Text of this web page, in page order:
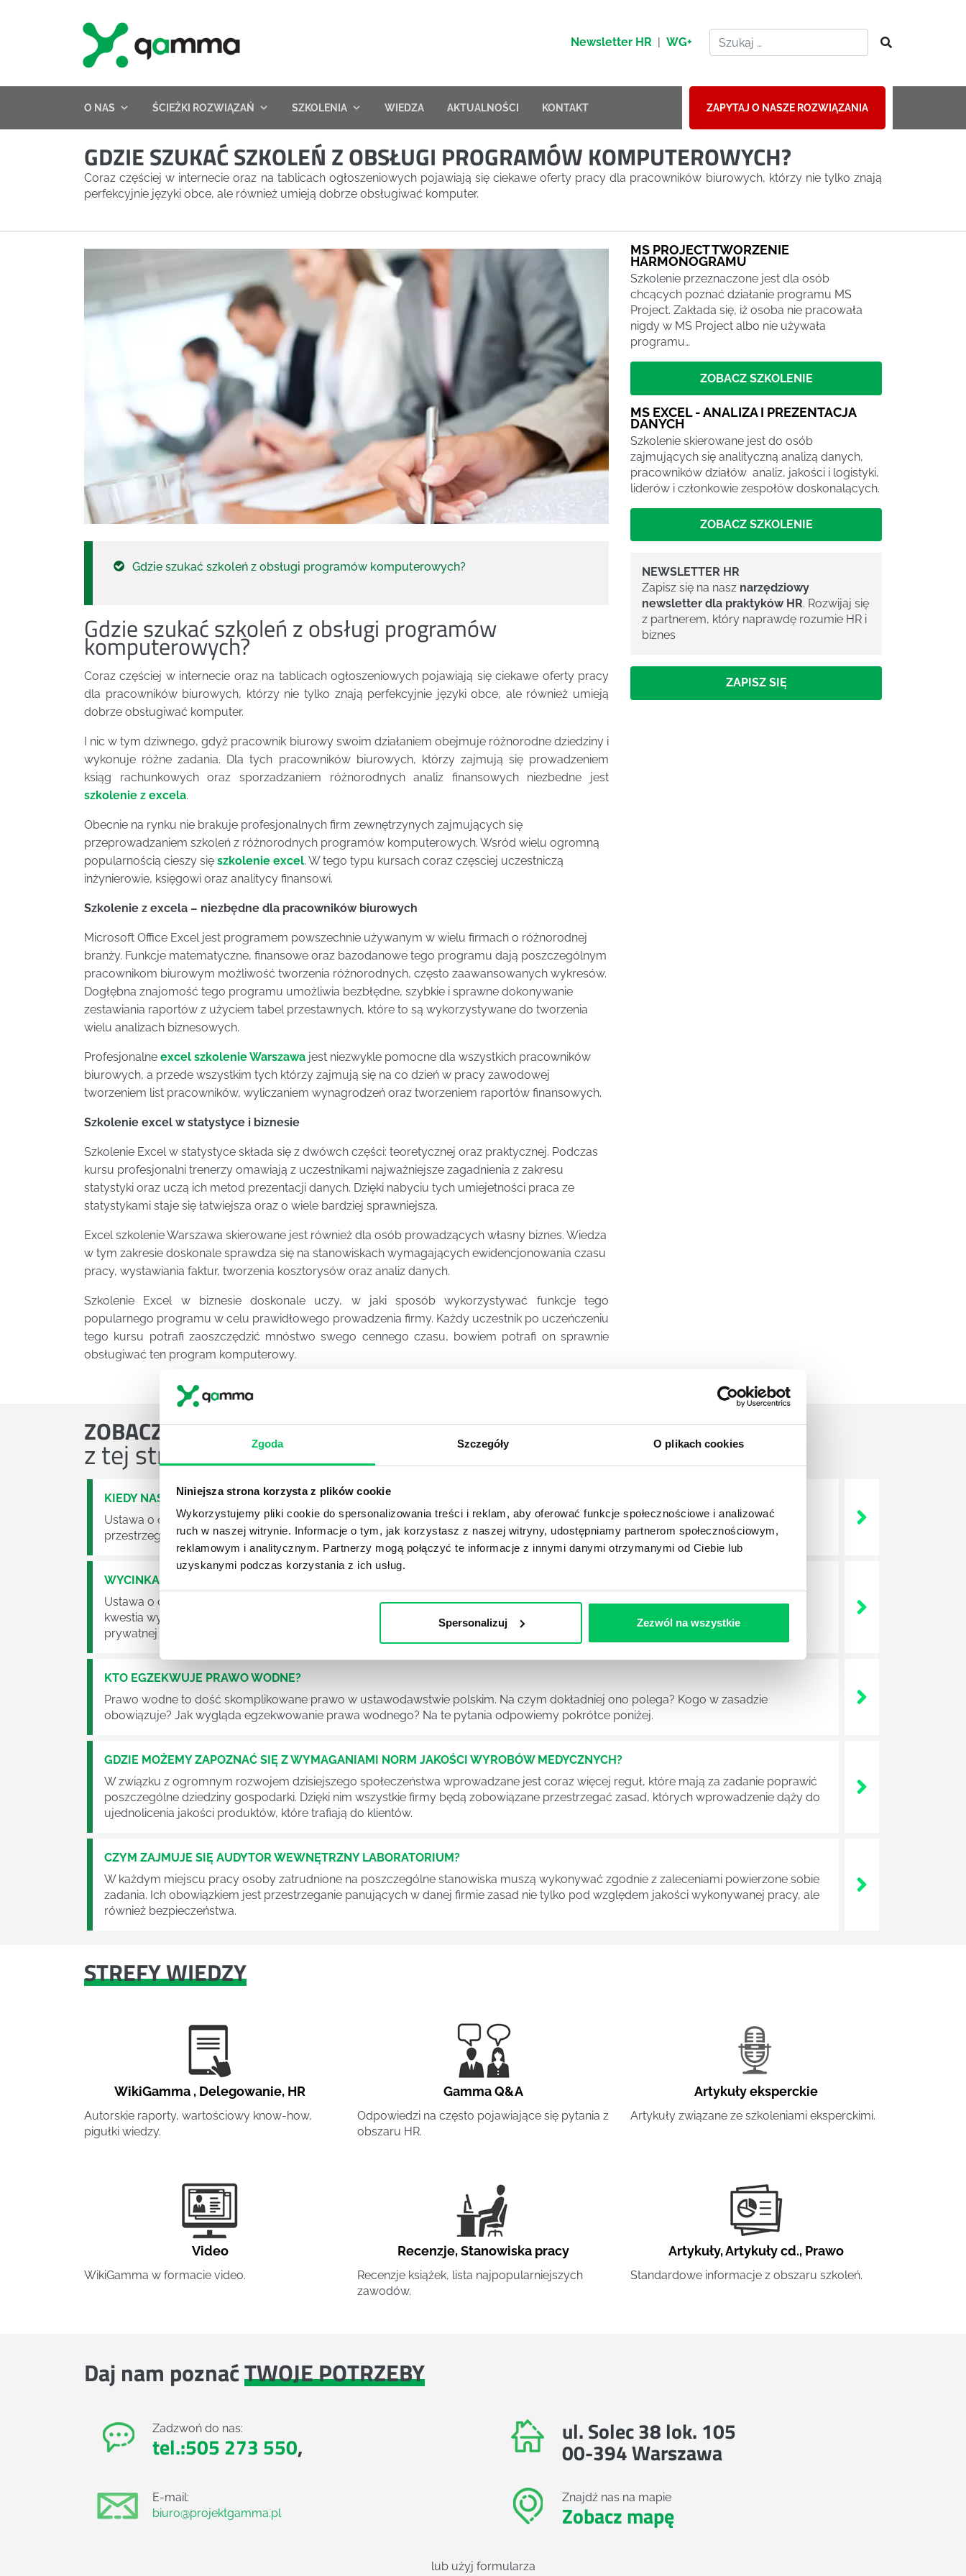
Zgoda Szczegóły O plikach cookies
Niniejsza strona korzysta z plików cookie
Wykorzystujemy pliki cookie do spersonalizowania treści i reklam, aby oferować funkcje społecznościowe i analizować
ruch w naszej witrynie. Informacje o tym, jak korzystasz z naszej witryny, udostępniamy partnerom społecznościowym,
reklamowym i analitycznym. Partnerzy mogą połączyć te informacje z innymi danymi otrzymanymi od Ciebie lub
uzyskanymi podczas korzystania z ich usług.
Spersonalizuj Zezwól na wszystkie
Newsletter HR | WG+
O NAS ŚCIEŻKI ROZWIĄZAŃ SZKOLENIA WIEDZA AKTUALNOŚCI KONTAKT ZAPYTAJ O NASZE ROZWIĄZANIA
GDZIE SZUKAĆ SZKOLEŃ Z OBSŁUGI PROGRAMÓW KOMPUTEROWYCH?
Coraz częściej w internecie oraz na tablicach ogłoszeniowych pojawiają się ciekawe oferty pracy dla pracowników biurowych, którzy nie tylko znają
perfekcyjnie języki obce, ale również umieją dobrze obsługiwać komputer.
Gdzie szukać szkoleń z obsługi programów komputerowych?
Gdzie szukać szkoleń z obsługi programów
komputerowych?
Coraz częściej w internecie oraz na tablicach ogłoszeniowych pojawiają się ciekawe oferty pracy
dla pracowników biurowych, którzy nie tylko znają perfekcyjnie języki obce, ale również umieją
dobrze obsługiwać komputer.
I nic w tym dziwnego, gdyż pracownik biurowy swoim działaniem obejmuje różnorodne dziedziny i
wykonuje różne zadania. Dla tych pracowników biurowych, którzy zajmują się prowadzeniem
ksiąg rachunkowych oraz sporzadzaniem różnorodnych analiz finansowych niezbedne jest
szkolenie z excela.
Obecnie na rynku nie brakuje profesjonalnych firm zewnętrzynych zajmujących się
przeprowadzaniem szkoleń z różnorodnych programów komputerowych. Wsród wielu ogromną
popularnością cieszy się szkolenie excel. W tego typu kursach coraz częsciej uczestniczą
inżynierowie, księgowi oraz analitycy finansowi.
Szkolenie z excela – niezbędne dla pracowników biurowych
Microsoft Office Excel jest programem powszechnie używanym w wielu firmach o różnorodnej
branży. Funkcje matematyczne, finansowe oraz bazodanowe tego programu dają poszczególnym
pracownikom biurowym możliwość tworzenia różnorodnych, często zaawansowanych wykresów.
Dogłębna znajomość tego programu umożliwia bezbłędne, szybkie i sprawne dokonywanie
zestawiania raportów z użyciem tabel przestawnych, które to są wykorzystywane do tworzenia
wielu analizach biznesowych.
Profesjonalne excel szkolenie Warszawa jest niezwykle pomocne dla wszystkich pracowników
biurowych, a przede wszystkim tych którzy zajmują się na co dzień w pracy zawodowej
tworzeniem list pracowników, wyliczaniem wynagrodzeń oraz tworzeniem raportów finansowych.
Szkolenie excel w statystyce i biznesie
Szkolenie Excel w statystyce składa się z dwówch części: teoretycznej oraz praktycznej. Podczas
kursu profesjonalni trenerzy omawiają z uczestnikami najważniejsze zagadnienia z zakresu
statystyki oraz uczą ich metod prezentacji danych. Dzięki nabyciu tych umiejetności praca ze
statystykami staje się łatwiejsza oraz o wiele bardziej sprawniejsza.
Excel szkolenie Warszawa skierowane jest również dla osób prowadzących własny biznes. Wiedza
w tym zakresie doskonale sprawdza się na stanowiskach wymagających ewidencjonowania czasu
pracy, wystawiania faktur, tworzenia kosztorysów oraz analiz danych.
Szkolenie Excel w biznesie doskonale uczy, w jaki sposób wykorzystywać funkcje tego
popularnego programu w celu prawidłowego prowadzenia firmy. Każdy uczestnik po uczeńczeniu
tego kursu potrafi zaoszczędzić mnóstwo swego cennego czasu, bowiem potrafi on sprawnie
obsługiwać ten program komputerowy.
MS PROJECT TWORZENIE
HARMONOGRAMU
Szkolenie przeznaczone jest dla osób
chcących poznać działanie programu MS
Project. Zakłada się, iż osoba nie pracowała
nigdy w MS Project albo nie używała
programu…
ZOBACZ SZKOLENIE
MS EXCEL - ANALIZA I PREZENTACJA
DANYCH
Szkolenie skierowane jest do osób
zajmujących się analityczną analizą danych,
pracowników działów analiz, jakości i logistyki,
liderów i członkowie zespołów doskonalących.
ZOBACZ SZKOLENIE
NEWSLETTER HR
Zapisz się na nasz narzędziowy
newsletter dla praktyków HR. Rozwijaj się
z partnerem, który naprawdę rozumie HR i
biznes
ZAPISZ SIĘ
ZOBACZOSTATNIE ARTYKUŁY
z tej strefy wiedzy
KIEDY NASTĄPI ZMIANA USTAWY O ODPADACH?
Ustawa o odpadach jest dość istotną ustawą dla każdej firmy. Kiedy dokładnie nowe przepisy wejdą w życie? Od kiedy ich
przestrzeganie będzie już normalnie egzekwowane? Z czym trzeba się tutaj na pewno liczyć?
WYCINKA DRZEW A USTAWA O OCHRONIE ŚRODOWISKA - CO WARTO WIEDZIEĆ?
Ustawa o ochronie środowiska obowiązuje każdego z nas – bez wyjątku. Warto podkreślić, że określona jest w niej także dokładnie
kwestia wycinki drzew. Czy taka wycinka drzew musi być gdziekolwiek zgłaszana? Jak to w zasadzie dokładniej wygląda? Czy z
prywatnej posesji można wyciąć cokolwiek?
KTO EGZEKWUJE PRAWO WODNE?
Prawo wodne to dość skomplikowane prawo w ustawodawstwie polskim. Na czym dokładniej ono polega? Kogo w zasadzie
obowiązuje? Jak wygląda egzekwowanie prawa wodnego? Na te pytania odpowiemy pokrótce poniżej.
GDZIE MOŻEMY ZAPOZNAĆ SIĘ Z WYMAGANIAMI NORM JAKOŚCI WYROBÓW MEDYCZNYCH?
W związku z ogromnym rozwojem dzisiejszego społeczeństwa wprowadzane jest coraz więcej reguł, które mają za zadanie poprawić
poszczególne dziedziny gospodarki. Dzięki nim wszystkie firmy będą zobowiązane przestrzegać zasad, których wprowadzenie dąży do
ujednolicenia jakości produktów, które trafiają do klientów.
CZYM ZAJMUJE SIĘ AUDYTOR WEWNĘTRZNY LABORATORIUM?
W każdym miejscu pracy osoby zatrudnione na poszczególne stanowiska muszą wykonywać zgodnie z zaleceniami powierzone sobie
zadania. Ich obowiązkiem jest przestrzeganie panujących w danej firmie zasad nie tylko pod względem jakości wykonywanej pracy, ale
również bezpieczeństwa.
STREFY WIEDZY
WikiGamma , Delegowanie, HR
Autorskie raporty, wartościowy know-how,
pigułki wiedzy.
Gamma Q&A
Odpowiedzi na często pojawiające się pytania z
obszaru HR.
Artykuły eksperckie
Artykuły związane ze szkoleniami eksperckimi.
Video
WikiGamma w formacie video.
Recenzje,Stanowiska pracy
Recenzje książek, lista najpopularniejszych
zawodów.
Artykuły,Artykuły cd., Prawo
Standardowe informacje z obszaru szkoleń.
Daj nam poznaćTWOJE POTRZEBY
Zadzwoń do nas:
tel.:505 273 550,
E-mail:
biuro@projektgamma.pl
ul. Solec 38 lok. 105
00-394 Warszawa
Znajdź nas na mapie
Zobacz mapę
lub użyj formularza